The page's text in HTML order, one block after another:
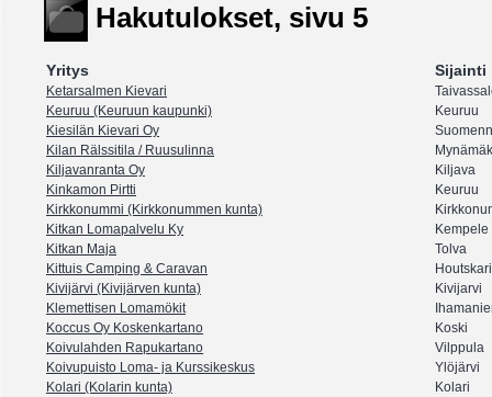
Hakutulokset, sivu 5
Yritys Sijainti
Ketarsalmen Kievari
Keuruu (Keuruun kaupunki)
Keuruu
Kiesilän Kievari Oy
Kilan Rälssitila / Ruusulinna
Kiljavanranta Oy
Kiljava
Kinkamon Pirtti
Keuruu
Kirkkonummi (Kirkkonummen kunta)
Kitkan Lomapalvelu Ky
Kempele
Kitkan Maja
Tolva
Kittuis Camping & Caravan
Houtskari
Kivijärvi (Kivijärven kunta)
Kivijarvi
Klemettisen Lomamökit
Koccus Oy Koskenkartano
Koski
Koivulahden Rapukartano
Vilppula
Koivupuisto Loma- ja Kurssikeskus
Ylöjärvi
Kolari (Kolarin kunta)
Kolari